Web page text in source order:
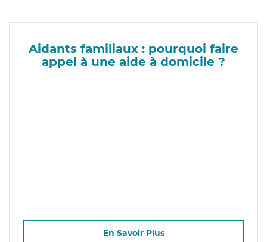
Aidants familiaux : pourquoi faire
appel à une aide à domicile ?
En Savoir Plus